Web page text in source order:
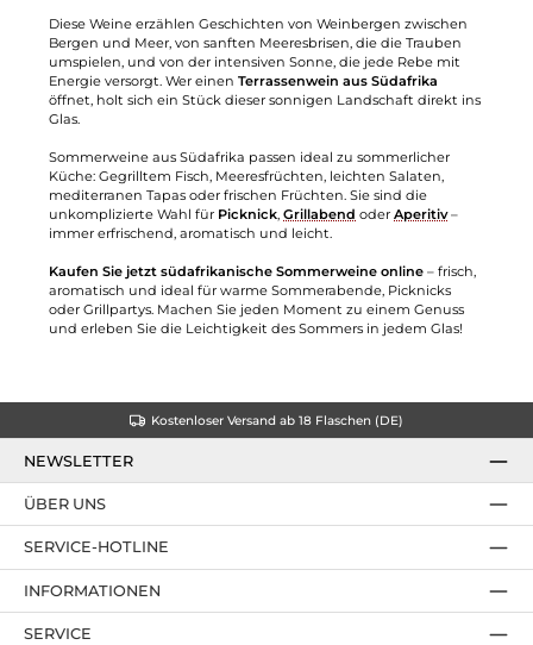
Diese Weine erzählen Geschichten von Weinbergen zwischen
Bergen und Meer, von sanften Meeresbrisen, die die Trauben
umspielen, und von der intensiven Sonne, die jede Rebe mit
Energie versorgt. Wer einen Terrassenwein aus Südafrika
öffnet, holt sich ein Stück dieser sonnigen Landschaft direkt ins
Glas.
Sommerweine aus Südafrika passen ideal zu sommerlicher
Küche: Gegrilltem Fisch, Meeresfrüchten, leichten Salaten,
mediterranen Tapas oder frischen Früchten. Sie sind die
unkomplizierte Wahl für Picknick, Grillabend oder Aperitiv–
immer erfrischend, aromatisch und leicht.
Kaufen Sie jetzt südafrikanische Sommerweine online – frisch,
aromatisch und ideal für warme Sommerabende, Picknicks
oder Grillpartys. Machen Sie jeden Moment zu einem Genuss
und erleben Sie die Leichtigkeit des Sommers in jedem Glas!
Kostenloser Versand ab 18 Flaschen (DE)
NEWSLETTER
SERVICE-HOTLINE
ÜBER UNS
INFORMATIONEN
SERVICE